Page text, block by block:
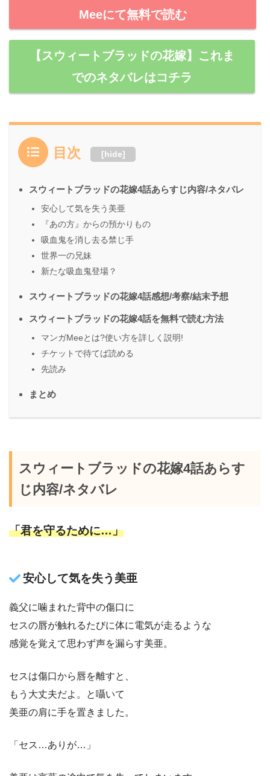
Meeにて無料で読む
【スウィートブラッドの花嫁】これま
でのネタバレはコチラ
目次 [hide]
スウィートブラッドの花嫁4話あらすじ内容/ネタバレ
安心して気を失う美亜
『あの方』からの預かりもの
吸血鬼を消し去る禁じ手
世界一の兄妹
新たな吸血鬼登場？
スウィートブラッドの花嫁4話感想/考察/結末予想
スウィートブラッドの花嫁4話を無料で読む方法
マンガMeeとは?使い方を詳しく説明!
チケットで待てば読める
先読み
まとめ
スウィートブラッドの花嫁4話あらす
じ内容/ネタバレ
「君を守るために…」
安心して気を失う美亜
義父に噛まれた背中の傷口に
セスの唇が触れるたびに体に電気が走るような
感覚を覚えて思わず声を漏らす美亜。
セスは傷口から唇を離すと、
もう大丈夫だよ。と囁いて
美亜の肩に手を置きました。
「セス…ありが…」